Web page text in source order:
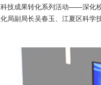
技成果转化系列活动——深化
局副局长吴春玉、江夏区科学